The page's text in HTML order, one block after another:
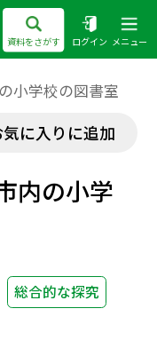
資料をさがす ログイン メニュー
小学校の図書室
気に入りに追加
内の小学
総合的な探究